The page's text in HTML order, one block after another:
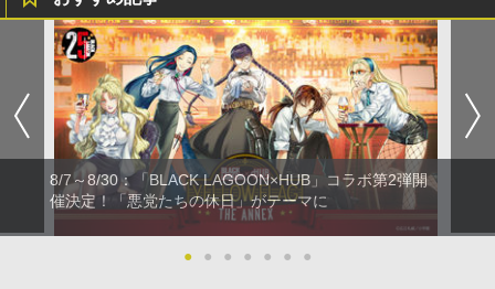
8/7～8/30：「BLACK LAGOON×HUB」コラボ第2弾開
催決定！「悪党たちの休日」がテーマに
● ● ● ● ● ● ●